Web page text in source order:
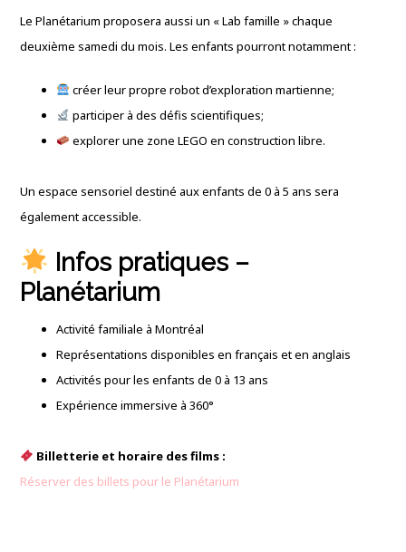
Le Planétarium proposera aussi un « Lab famille » chaque
deuxième samedi du mois. Les enfants pourront notamment :
créer leur propre robot d’exploration martienne;
participer à des défis scientifiques;
explorer une zone LEGO en construction libre.
Un espace sensoriel destiné aux enfants de 0 à 5 ans sera
également accessible.
Infos pratiques –
Planétarium
Activité familiale à Montréal
Représentations disponibles en français et en anglais
Activités pour les enfants de 0 à 13 ans
Expérience immersive à 360°
Billetterie et horaire des films :
Réserver des billets pour le Planétarium